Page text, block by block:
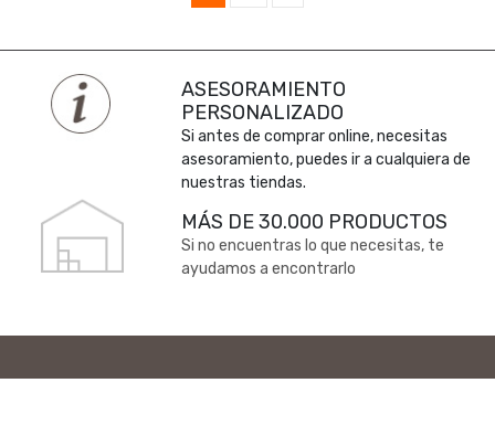
ASESORAMIENTO
PERSONALIZADO
Si antes de comprar online, necesitas
asesoramiento, puedes ir a cualquiera de
nuestras tiendas.
MÁS DE 30.000 PRODUCTOS
Si no encuentras lo que necesitas, te
ayudamos a encontrarlo